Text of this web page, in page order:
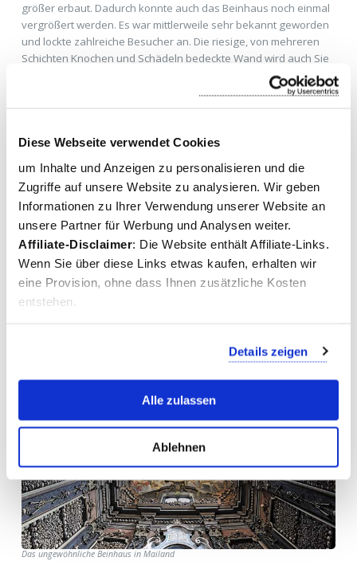
Diese Webseite verwendet Cookies
um Inhalte und Anzeigen zu personalisieren und die
Zugriffe auf unsere Website zu analysieren. Wir geben
Informationen zu Ihrer Verwendung unserer Website an
unsere Partner für Werbung und Analysen weiter.
Affiliate-Disclaimer: Die Website enthält Affiliate-Links.
Wenn Sie über diese Links etwas kaufen, erhalten wir
eine Provision, ohne dass Ihnen zusätzliche Kosten
entstehen.
Details zeigen
Alle zulassen
Ablehnen
größer erbaut. Dadurch konnte auch das Beinhaus noch einmal
vergrößert werden. Es war mittlerweile sehr bekannt geworden
und lockte zahlreiche Besucher an. Die riesige, von mehreren
Schichten Knochen und Schädeln bedeckte Wand wird auch Sie
Das ungewöhnliche Beinhaus in Mailand